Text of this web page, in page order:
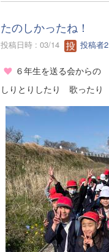
たのしかったね！
投稿日時 : 03/14 投稿者2
６年生を送る会からの
しりとりしたり 歌った